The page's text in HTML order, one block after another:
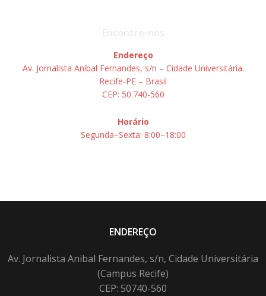
Endereço
Av. Jornalista Aníbal Fernandes, s/n – Cidade Universitária.
Recife-PE – Brasil
CEP: 50.740-560
Horário
Segunda–Sexta: 8:00–18:00
ENDEREÇO
Av. Jornalista Anibal Fernandes, s/n, Cidade Universitária
(Campus Recife)
CEP: 50740-560